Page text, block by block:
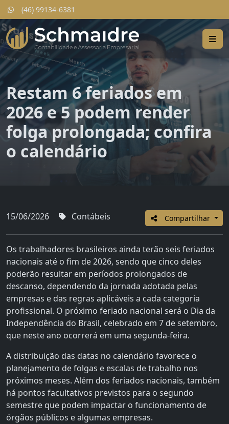
(46) 99134-6381
Restam 6 feriados em
2026 e 5 podem render
folga prolongada; confira
o calendário
15/06/2026 Contábeis Compartilhar
Os trabalhadores brasileiros ainda terão seis feriados
nacionais até o fim de 2026, sendo que cinco deles
poderão resultar em períodos prolongados de
descanso, dependendo da jornada adotada pelas
empresas e das regras aplicáveis a cada categoria
profissional. O próximo feriado nacional será o Dia da
Independência do Brasil, celebrado em 7 de setembro,
que neste ano ocorrerá em uma segunda-feira.
A distribuição das datas no calendário favorece o
planejamento de folgas e escalas de trabalho nos
próximos meses. Além dos feriados nacionais, também
há pontos facultativos previstos para o segundo
semestre que podem impactar o funcionamento de
órgãos públicos e algumas empresas.